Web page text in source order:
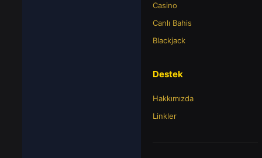
Casino
Canlı Bahis
Blackjack
Destek
Hakkımızda
Linkler